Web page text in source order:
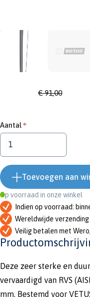
€ 91,00
Aantal
Toevoegen aan
Op voorraad in onze winkel
Indien op voorraad:
Wereldwijde verzending
Veilig betalen met
Deze zeer sterke en
vervaardigd van RVS
mm. Bestemd voor